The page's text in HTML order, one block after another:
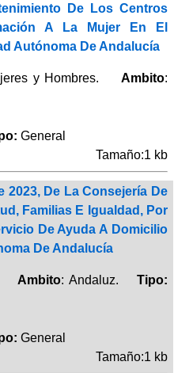
De Los Centros
A La Mujer En El
Autónoma De Andalucía
y Hombres. Ambito:
General
Tamaño:1 kb
2023, De La Consejería De
Familias E Igualdad, Por
De Ayuda A Domicilio
De Andalucía
Ambito: Andaluz.Tipo:
General
Tamaño:1 kb